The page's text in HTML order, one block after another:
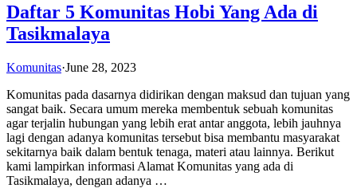
Daftar 5 Komunitas Hobi Yang Ada di
Tasikmalaya
Komunitas·June 28, 2023
Komunitas pada dasarnya didirikan dengan maksud dan tujuan yang
sangat baik. Secara umum mereka membentuk sebuah komunitas
agar terjalin hubungan yang lebih erat antar anggota, lebih jauhnya
lagi dengan adanya komunitas tersebut bisa membantu masyarakat
sekitarnya baik dalam bentuk tenaga, materi atau lainnya. Berikut
kami lampirkan informasi Alamat Komunitas yang ada di
Tasikmalaya, dengan adanya …